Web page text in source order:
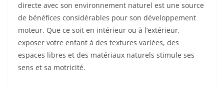
directe avec son environnement naturel est une source
de bénéfices considérables pour son développement
moteur. Que ce soit en intérieur ou à l’extérieur,
exposer votre enfant à des textures variées, des
espaces libres et des matériaux naturels stimule ses
sens et sa motricité.